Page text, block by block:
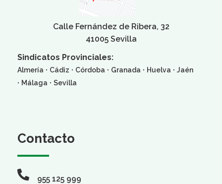
Calle Fernández de Ribera, 32
41005 Sevilla
Sindicatos Provinciales:
Almería · Cádiz · Córdoba · Granada · Huelva · Jaén
· Málaga · Sevilla
Contacto
955 125 999